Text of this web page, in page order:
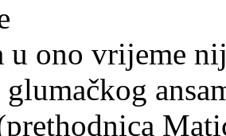
u ono vrijeme